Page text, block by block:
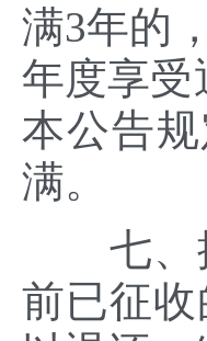
满3年的
年度享受
本公告
满。
七、按
前已征